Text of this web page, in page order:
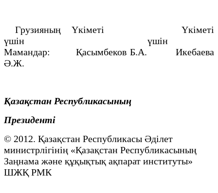
Грузияның Үкіметі Үкіметі
үшін үшін
Мамандар: Қасымбеков Б.А. Икебаева
Ә.Ж.
Қазақстан Республикасының
Президенті
© 2012. Қазақстан Республикасы Әділет
министрлігінің «Қазақстан Республикасының
Заңнама және құқықтық ақпарат институты»
ШЖҚ РМК